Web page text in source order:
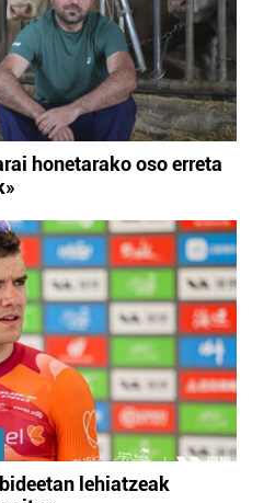
honetarako oso erreta
lehiatzeak